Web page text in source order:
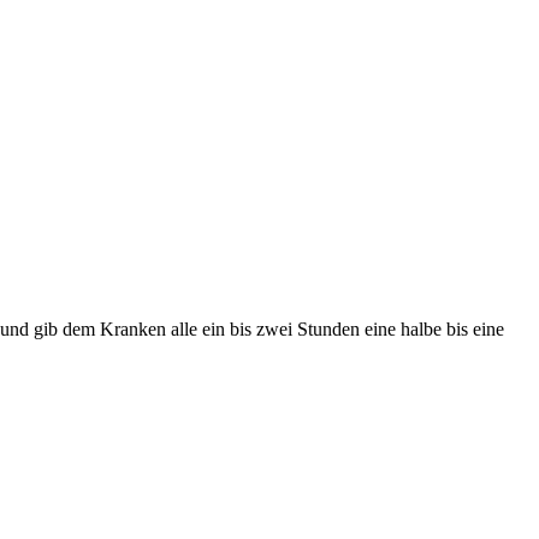
gib dem Kranken alle ein bis zwei Stunden eine halbe bis eine